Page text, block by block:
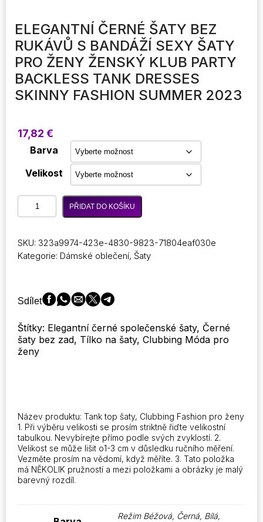
ELEGANTNÍ ČERNÉ ŠATY BEZ
RUKÁVŮ S BANDÁŽÍ SEXY ŠATY
PRO ŽENY ŽENSKÝ KLUB PARTY
BACKLESS TANK DRESSES
SKINNY FASHION SUMMER 2023
17,82 €
Barva
Velikost
Elegantní
černé
rukávů
s
šaty
pro
Ženský
klub
Party
Fashion
Summer
2023
množství
PŘIDAT DO KOŠÍKU
SKU: 323a9974-423e-4830-9823-71804eaf030e
Kategorie: Dámské oblečení, Šaty
Sdílet
Štítky: Elegantní černé společenské šaty, Černé
šaty bez zad, Tílko na šaty, Clubbing Móda pro
ženy
Název produktu: Tank top šaty, Clubbing Fashion pro ženy
1. Při výběru velikosti se prosím striktně řiďte velikostní
tabulkou. Nevybírejte přímo podle svých zvyklostí. 2.
Velikost se může lišit o1-3 cm v důsledku ručního měření.
Vezměte prosím na vědomí, když měříte. 3. Tato položka
má NĚKOLIK pružností a mezi položkami a obrázky je malý
barevný rozdíl.
Režim Béžová, Černá, Bílá,